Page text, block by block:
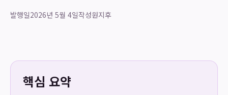
발행일2026년 5월 4일작성원지후
핵심 요약